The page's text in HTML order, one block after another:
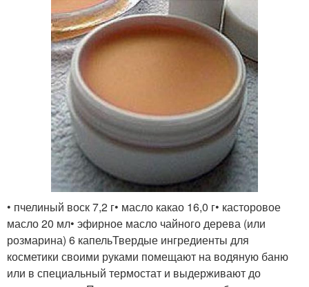
• пчелиный воск 7,2 г• масло какао 16,0 г• касторовое
масло 20 мл• эфирное масло чайного дерева (или
розмарина) 6 капельТвердые ингредиенты для
косметики своими руками помещают на водяную баню
или в специальный термостат и выдерживают до